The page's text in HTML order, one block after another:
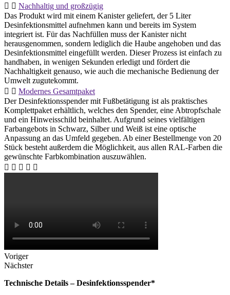
Nachhaltig und großzügig
Das Produkt wird mit einem Kanister geliefert, der 5 Liter
Desinfektionsmittel aufnehmen kann und bereits im System
integriert ist. Für das Nachfüllen muss der Kanister nicht
herausgenommen, sondern lediglich die Haube angehoben und das
Desinfektionsmittel eingefüllt werden. Dieser Prozess ist einfach zu
handhaben, in wenigen Sekunden erledigt und fördert die
Nachhaltigkeit genauso, wie auch die mechanische Bedienung der
Umwelt zugutekommt.
Modernes Gesamtpaket
Der Desinfektionsspender mit Fußbetätigung ist als praktisches
Komplettpaket erhältlich, welches den Spender, eine Abtropfschale
und ein Hinweisschild beinhaltet. Aufgrund seines vielfältigen
Farbangebots in Schwarz, Silber und Weiß ist eine optische
Anpassung an das Umfeld gegeben. Ab einer Bestellmenge von 20
Stück besteht außerdem die Möglichkeit, aus allen RAL-Farben die
gewünschte Farbkombination auszuwählen.
Voriger
Nächster
Technische Details – Desinfektionsspender*